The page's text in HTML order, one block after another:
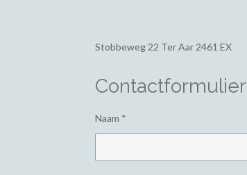
Stobbeweg 22 Ter Aar 2461 EX
Contactformulier
Naam *